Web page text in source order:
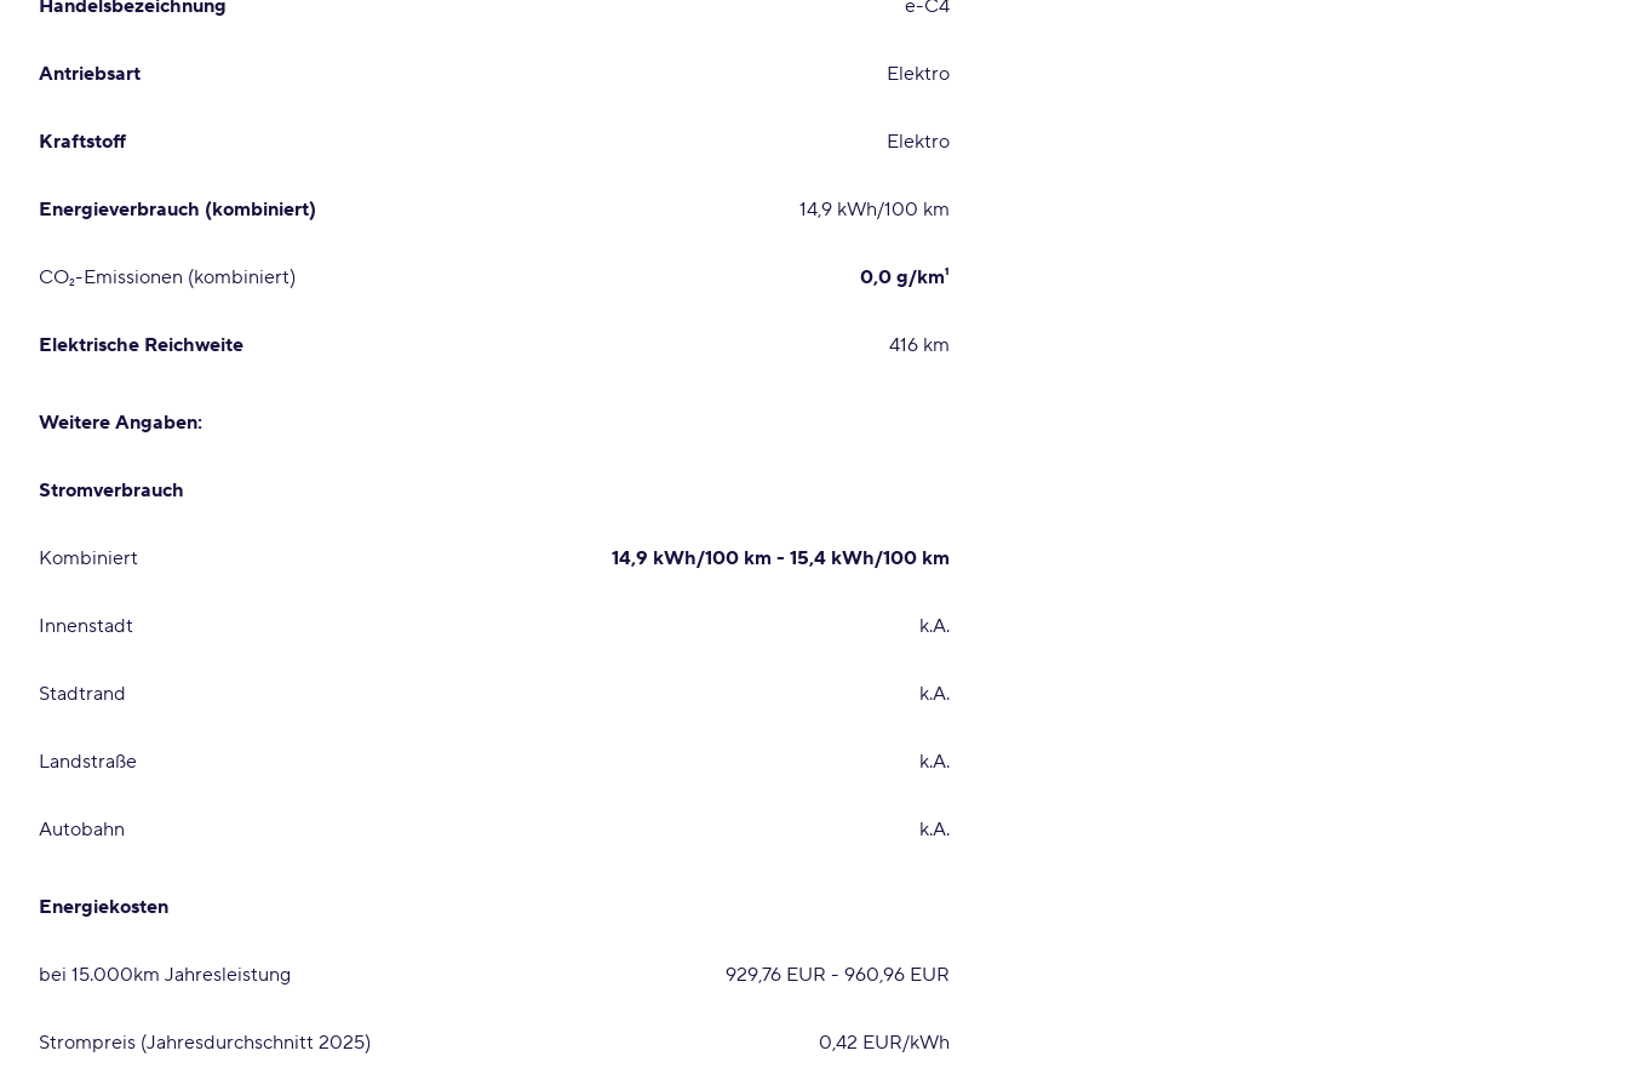
Handelsbezeichnung ë-C4
Antriebsart Elektro
Kraftstoff Elektro
Energieverbrauch (kombiniert) 14,9 kWh/100 km
CO₂-Emissionen (kombiniert) 0,0 g/km¹
Elektrische Reichweite 416 km
Weitere Angaben:
Stromverbrauch
Kombiniert 14,9 kWh/100 km - 15,4 kWh/100 km
Innenstadt k.A.
Stadtrand k.A.
Landstraße k.A.
Autobahn k.A.
Energiekosten
bei 15.000km Jahresleistung 929,76 EUR - 960,96 EUR
Strompreis (Jahresdurchschnitt 2025) 0,42 EUR/kWh